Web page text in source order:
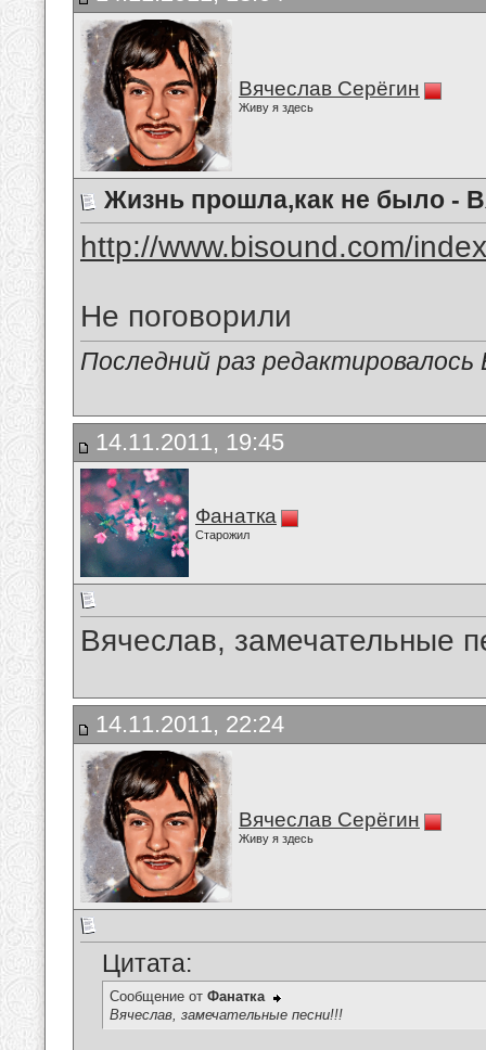
Вячеслав Серёгин
Живу я здесь
Жизнь прошла,как не было -
http://www.bisound.com/
Не поговорили
Последний раз
14.11.2011, 19:45
Фанатка
Старожил
Вячеслав, замечательные
14.11.2011, 22:24
Вячеслав Серёгин
Живу я здесь
Цитата:
Сообщение от Фанатка
Вячеслав, замечательные песни!!!